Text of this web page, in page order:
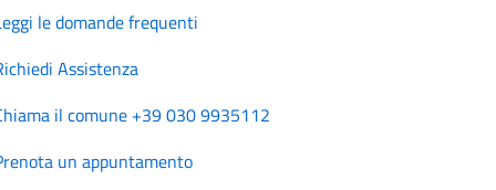
le domande frequenti
Assistenza
il comune +39 030 9935112
un appuntamento